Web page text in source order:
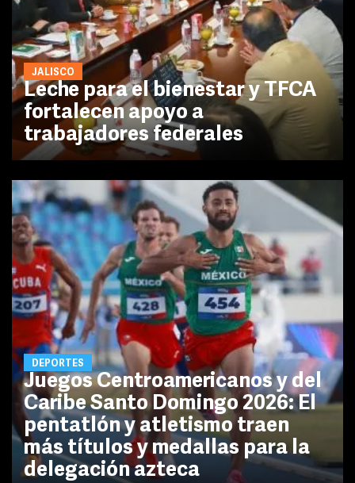
JALISCO
Leche para el bienestar y TFCA
fortalecen apoyo a
trabajadores federales
DEPORTES
Juegos Centroamericanos y del
Caribe Santo Domingo 2026: El
pentatlón y atletismo traen
más títulos y medallas para la
delegación azteca